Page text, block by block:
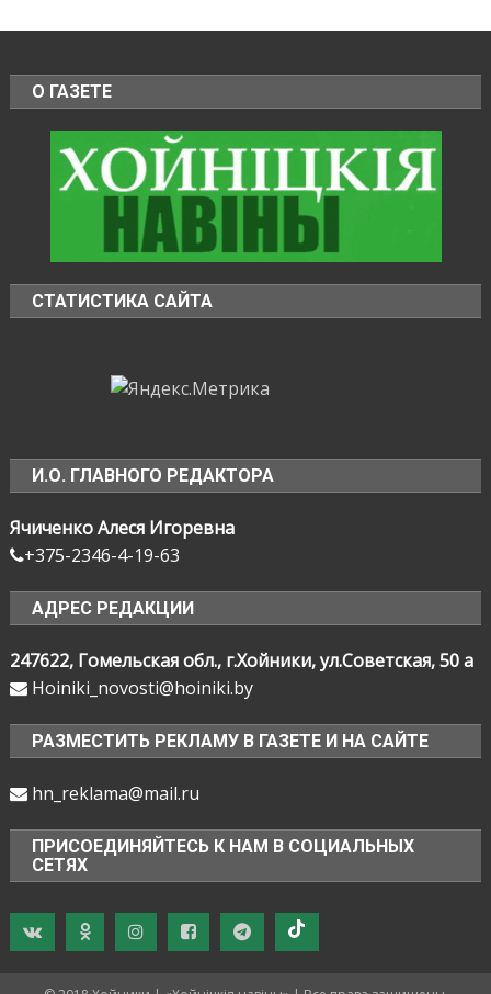
О ГАЗЕТЕ
СТАТИСТИКА САЙТА
И.О. ГЛАВНОГО РЕДАКТОРА
Ячиченко Алеся Игоревна
+375-2346-4-19-63
АДРЕС РЕДАКЦИИ
247622, Гомельская обл., г.Хойники, ул.Советская, 50 а
Hoiniki_novosti@hoiniki.by
РАЗМЕСТИТЬ РЕКЛАМУ В ГАЗЕТЕ И НА САЙТЕ
hn_reklama@mail.ru
ПРИСОЕДИНЯЙТЕСЬ К НАМ В СОЦИАЛЬНЫХ
СЕТЯХ